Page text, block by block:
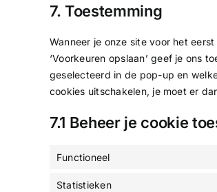
7. Toestemming
Wanneer je onze site voor het
‘Voorkeuren opslaan’ geef je ons
geselecteerd in de pop-up en
cookies uitschakelen, je moet er
7.1 Beheer je cookie
Functioneel
Statistieken